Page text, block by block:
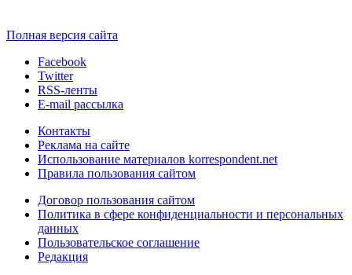
Полная версия сайта
Facebook
Twitter
RSS-ленты
E-mail рассылка
Контакты
Реклама на сайте
Использование материалов korrespondent.net
Правила пользования сайтом
Договор пользования сайтом
Политика в сфере конфиденциальности и персональных
данных
Пользовательское соглашение
Редакция